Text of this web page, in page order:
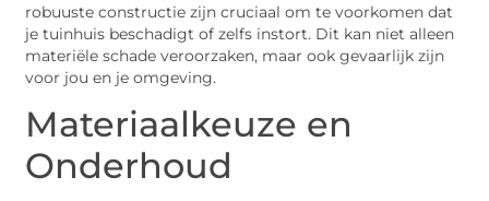
robuuste constructie zijn cruciaal om te voorkomen dat
je tuinhuis beschadigt of zelfs instort. Dit kan niet alleen
materiële schade veroorzaken, maar ook gevaarlijk zijn
voor jou en je omgeving.
Materiaalkeuze en
Onderhoud